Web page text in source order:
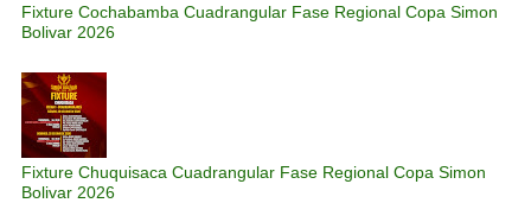
Fixture Cochabamba Cuadrangular Fase Regional Copa Simon
Bolivar 2026
Fixture Chuquisaca Cuadrangular Fase Regional Copa Simon
Bolivar 2026